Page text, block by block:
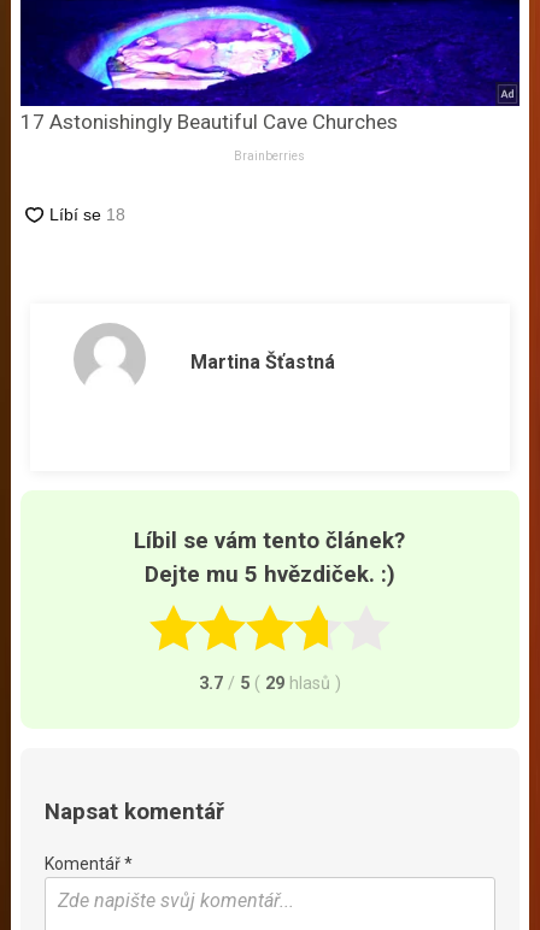
17 Astonishingly Beautiful Cave Churches
Brainberries
Martina Šťastná
Líbil se vám tento článek?
Dejte mu 5 hvězdiček. :)
3.7 / 5 ( 29 hlasů )
Napsat komentář
Komentář *